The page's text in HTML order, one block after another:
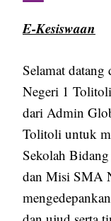
E-Kesiswaan
Selamat
Negeri 1
dari Admin
Tolitoli untuk
Sekolah
dan Misi SMA